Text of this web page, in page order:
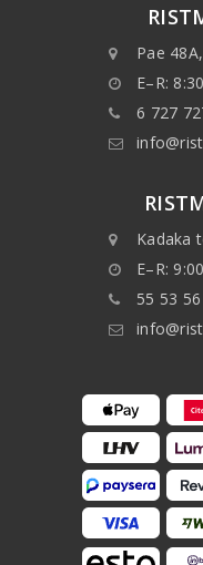
Pae
E–R:
6 727
Kadaka
E–R:
55 53